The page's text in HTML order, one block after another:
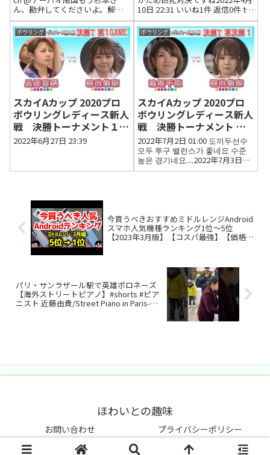
ん、勘弁してくださいよ。解説
になってますか？2024年7月12日
04:49 いいね3件 返信0件
@DonnyLaneCongratulations
Haruk...
10日 22:31 いいね1件 返信0件 tw
jp杉本プロの説教じみた解説は苦
手だなぁ2022年4月8日 13:37 い
いね0件 返信0件
ボウリング
スカイAカップ 2020プロ
ボウリングレディース新人
戦 決勝トーナメント１回
戦 第１GAME
2022年6月27日 23:39
ボウリング
スカイAカップ 2020プロ
ボウリングレディース新人
戦 決勝トーナメント 準
決勝 第１GAME
2022年7月2日 01:00 도끼두선수
모두 투구 밸런스가 좋네요 수준
높은 경기네요....2022年7月3日
09:28 いいね0件 返信0件 Shinobu
今買うべきおすすめミドルレンジAndroid
スマホ人気機種ランキング1位〜5位
【2023年3月版】【コスパ最強】【価格】
パリ・サンラザール駅で英雄ポロネーズ
【海外ストリートピアノ】#shorts #ピア
ニスト 近藤由貴/Street Piano in Paris-
ほわいとの趣味
お問い合わせ
プライバシーポリシー
Copyright © 2021-2026 ほわいとの趣味 All Rights Reserved.